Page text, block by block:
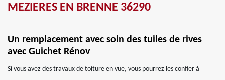
MEZIERES EN BRENNE 36290
Un remplacement avec soin des tuiles de rives
avec Guichet Rénov
Si vous avez des travaux de toiture en vue, vous pourrez les confier à